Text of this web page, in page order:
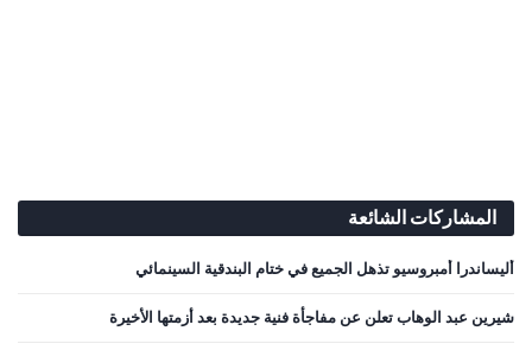
المشاركات الشائعة
أليساندرا أمبروسيو تذهل الجميع في ختام البندقية السينمائي
شيرين عبد الوهاب تعلن عن مفاجأة فنية جديدة بعد أزمتها الأخيرة